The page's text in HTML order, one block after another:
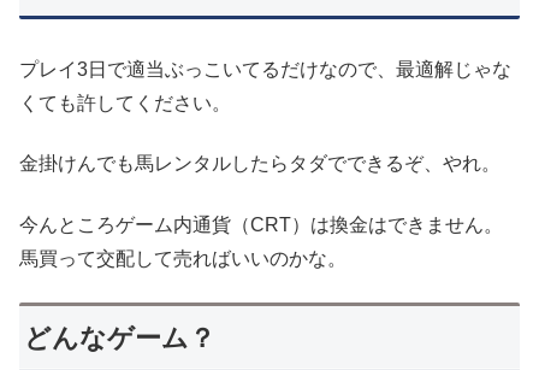
プレイ3日で適当ぶっこいてるだけなので、最適解じゃな
くても許してください。
金掛けんでも馬レンタルしたらタダでできるぞ、やれ。
今んところゲーム内通貨（CRT）は換金はできません。
馬買って交配して売ればいいのかな。
どんなゲーム？